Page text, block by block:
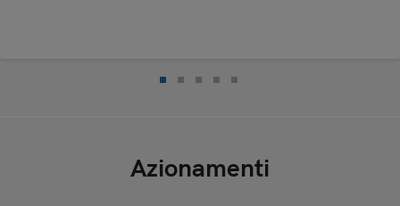
Azionamenti